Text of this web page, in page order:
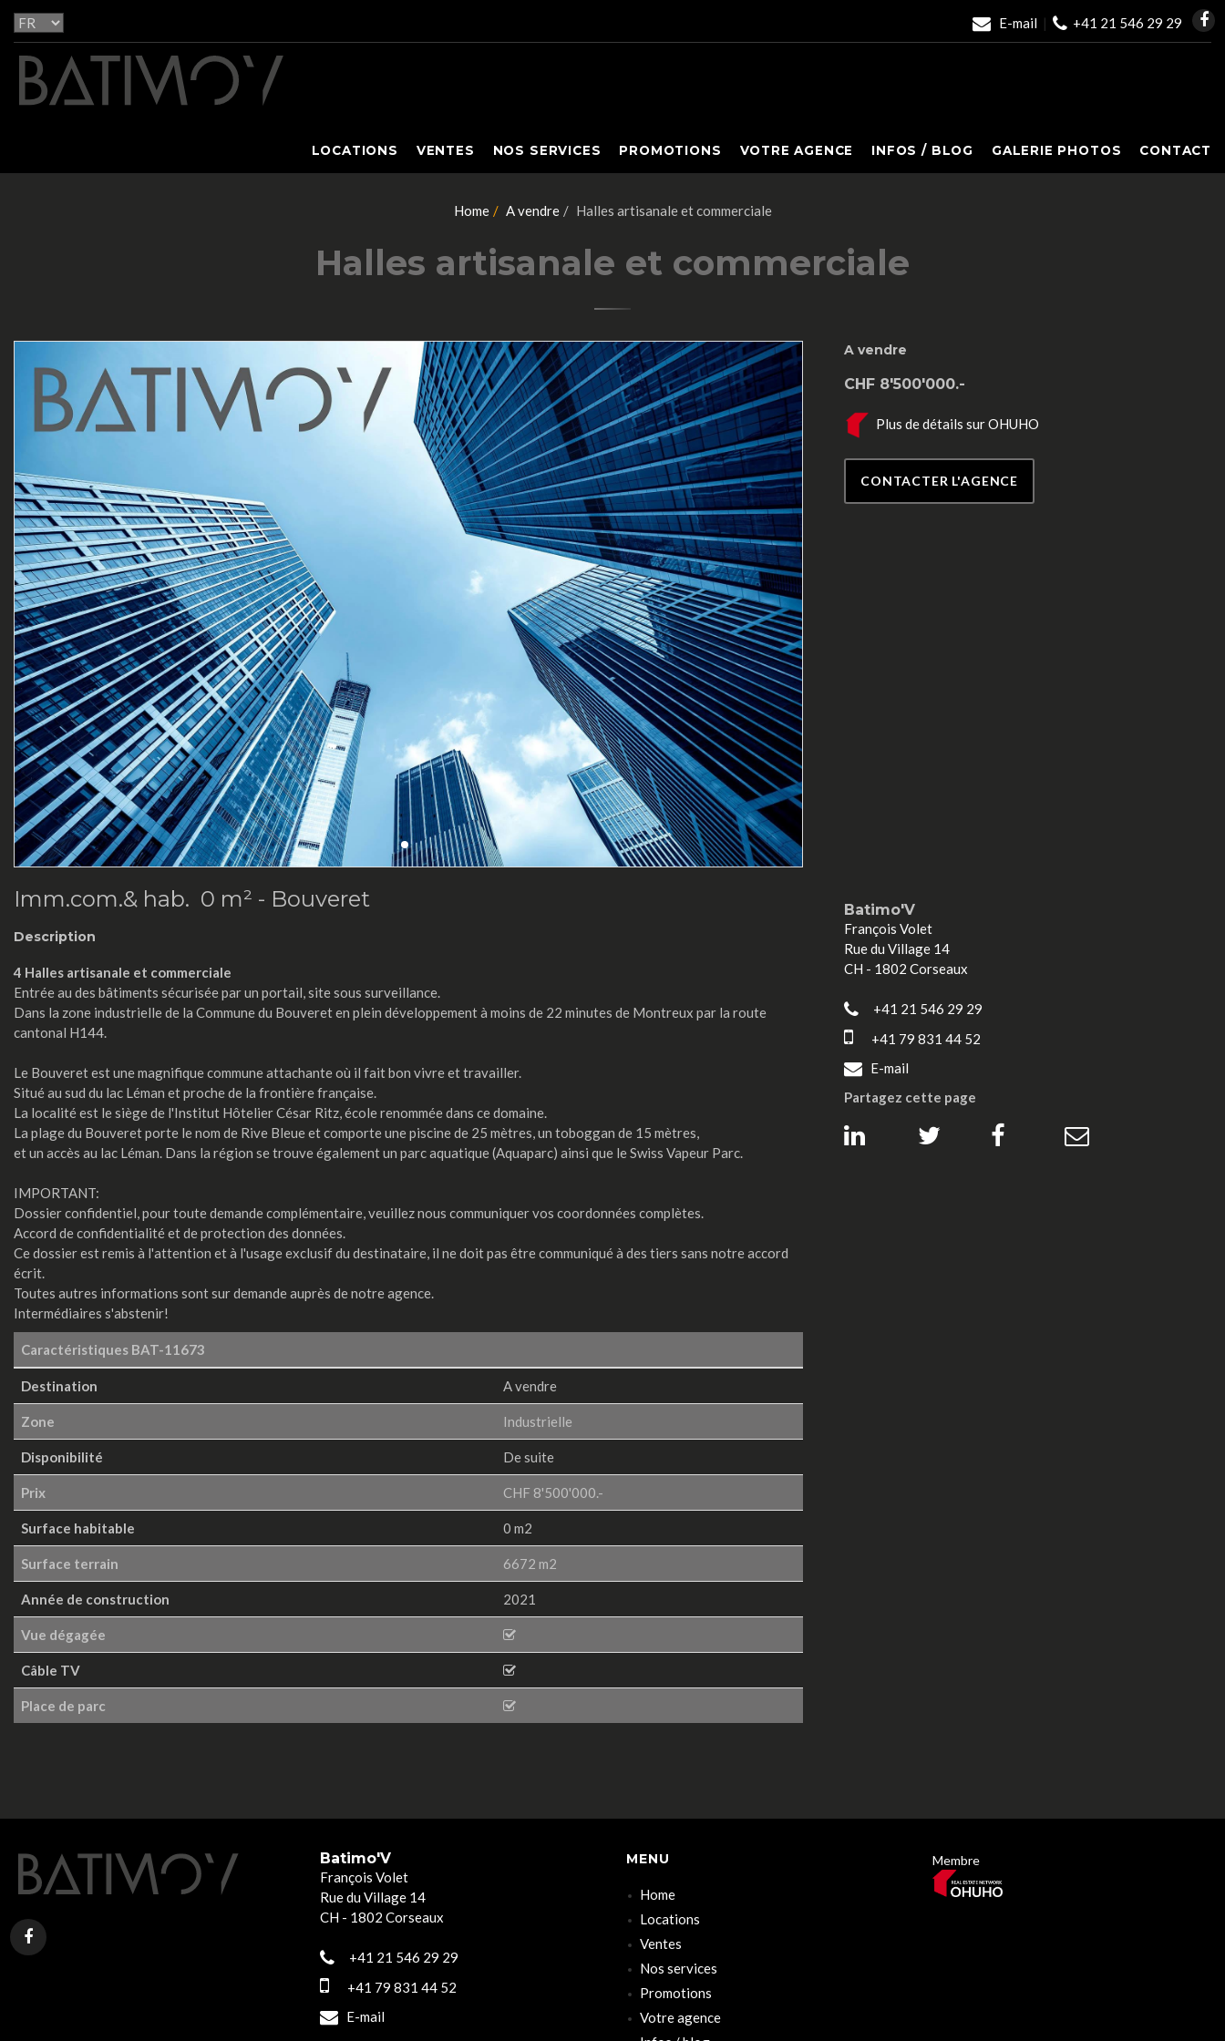
E-mail | +41 21 546 29 29
LOCATIONS VENTES NOS SERVICES PROMOTIONS VOTRE AGENCE INFOS / BLOG GALERIE PHOTOS CONTACT
Home A vendre Halles artisanale et commerciale
Halles artisanale et commerciale
Imm.com.& hab. 0 m² - Bouveret
Description
4 Halles artisanale et commerciale
Entrée au des bâtiments sécurisée par un portail, site sous surveillance.
Dans la zone industrielle de la Commune du Bouveret en plein développement à moins de 22 minutes de Montreux par la route
cantonal H144.
Le Bouveret est une magnifique commune attachante où il fait bon vivre et travailler.
Situé au sud du lac Léman et proche de la frontière française.
La localité est le siège de l'Institut Hôtelier César Ritz, école renommée dans ce domaine.
La plage du Bouveret porte le nom de Rive Bleue et comporte une piscine de 25 mètres, un toboggan de 15 mètres,
et un accès au lac Léman. Dans la région se trouve également un parc aquatique (Aquaparc) ainsi que le Swiss Vapeur Parc.
IMPORTANT:
Dossier confidentiel, pour toute demande complémentaire, veuillez nous communiquer vos coordonnées complètes.
Accord de confidentialité et de protection des données.
Ce dossier est remis à l'attention et à l'usage exclusif du destinataire, il ne doit pas être communiqué à des tiers sans notre accord
écrit.
Toutes autres informations sont sur demande auprès de notre agence.
Intermédiaires s'abstenir!
Caractéristiques BAT-11673
Destination A vendre
Zone Industrielle
Disponibilité De suite
Prix CHF 8'500'000.-
Surface habitable 0 m2
Surface terrain 6672 m2
Année de construction 2021
Vue dégagée
Câble TV
Place de parc
A vendre
CHF 8'500'000.-
Plus de détails sur OHUHO
CONTACTER L'AGENCE
Batimo'V
François Volet
Rue du Village 14
CH - 1802 Corseaux
+41 21 546 29 29
+41 79 831 44 52
E-mail
Partagez cette page
Membre
MENU
Home
Locations
Ventes
Nos services
Promotions
Votre agence
Batimo'V
François Volet
Rue du Village 14
CH - 1802 Corseaux
+41 21 546 29 29
+41 79 831 44 52
E-mail